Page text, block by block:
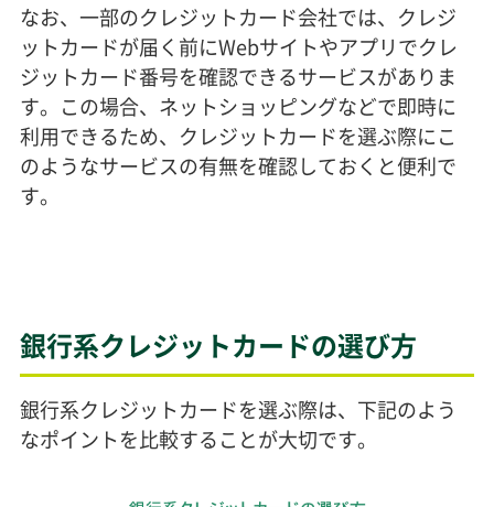
なお、一部のクレジットカード会社では、クレジ
ットカードが届く前にWebサイトやアプリでクレ
ジットカード番号を確認できるサービスがありま
す。この場合、ネットショッピングなどで即時に
利用できるため、クレジットカードを選ぶ際にこ
のようなサービスの有無を確認しておくと便利で
す。
銀行系クレジットカードの選び方
銀行系クレジットカードを選ぶ際は、下記のよう
なポイントを比較することが大切です。